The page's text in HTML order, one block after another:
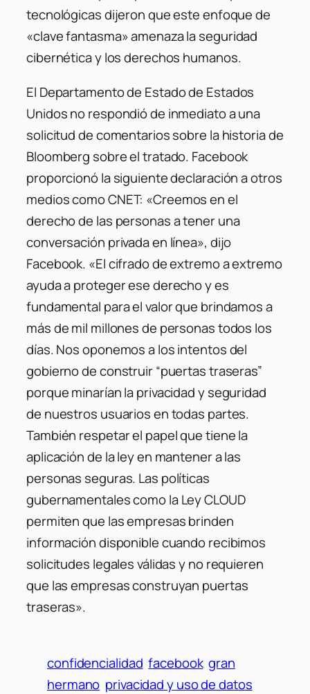
tecnológicas dijeron que este enfoque de
«clave fantasma» amenaza la seguridad
cibernética y los derechos humanos.
El Departamento de Estado de Estados
Unidos no respondió de inmediato a una
solicitud de comentarios sobre la historia de
Bloomberg sobre el tratado. Facebook
proporcionó la siguiente declaración a otros
medios como CNET: «Creemos en el
derecho de las personas a tener una
conversación privada en línea», dijo
Facebook. «El cifrado de extremo a extremo
ayuda a proteger ese derecho y es
fundamental para el valor que brindamos a
más de mil millones de personas todos los
días. Nos oponemos a los intentos del
gobierno de construir “puertas traseras”
porque minarían la privacidad y seguridad
de nuestros usuarios en todas partes.
También respetar el papel que tiene la
aplicación de la ley en mantener a las
personas seguras. Las políticas
gubernamentales como la Ley CLOUD
permiten que las empresas brinden
información disponible cuando recibimos
solicitudes legales válidas y no requieren
que las empresas construyan puertas
traseras».
confidencialidad facebook gran
hermano privacidad y uso de datos